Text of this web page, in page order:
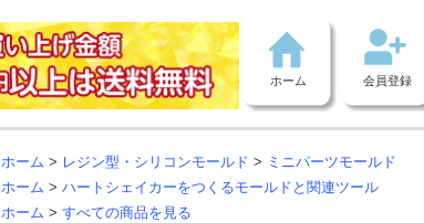
ホーム 会員登録
ホーム > レジン型・シリコンモールド > ミニパーツモールド
ホーム > ハートシェイカーをつくるモールドと関連ツール
ホーム > すべての商品を見る